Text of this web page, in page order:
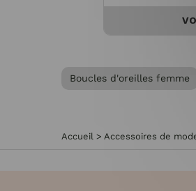
Boucles d'oreilles femme
Accueil > Accessoires de